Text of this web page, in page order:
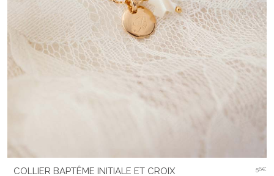
COLLIER BAPTÊME INITIALE ET CROIX 56€